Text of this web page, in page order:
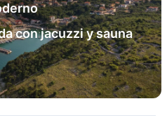
con jacuzzi y sauna